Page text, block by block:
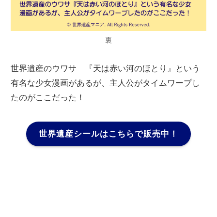
裏
世界遺産のウワサ 『天は赤い河のほとり』という
有名な少女漫画があるが、主人公がタイムワープし
たのがここだった！
世界遺産シールはこちらで販売中！